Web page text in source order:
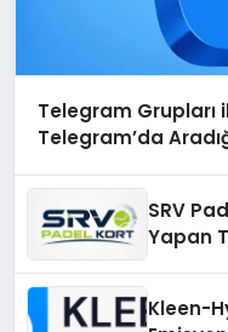
Telegram Grupları
Telegram’da
SRV
Yapan
Kleen-